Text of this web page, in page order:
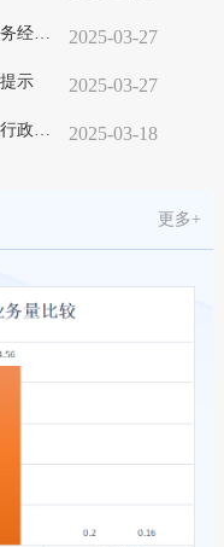
责令普洱标快快递有限公司交回快递业务经营许可证的公告 2025-03-27
示 2025-03-27
云南省邮政管理局2024年度行政执法和行政执法监督情况 2025-03-18
更多+